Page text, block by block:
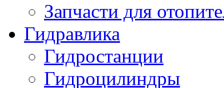
Запчасти для
Гидравлика
Гидростанции
Гидроцилиндры